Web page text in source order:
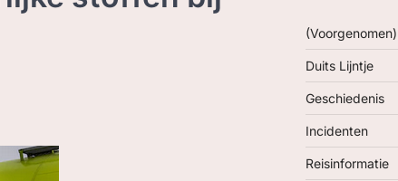
Duits Lijntje
Geschiedenis
Incidenten
Reisinformatie